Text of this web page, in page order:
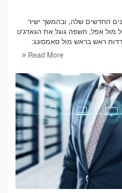
החדשים שלה, ובהמשך ישיר
מול אפל, חשפה גוגל את הגאדג'ט
ראש בראש מול סאמסונג:
Read More